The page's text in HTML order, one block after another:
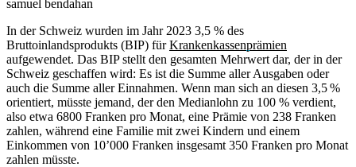
samuel bendahan
In der Schweiz wurden im Jahr 2023 3,5 % des
Bruttoinlandsprodukts (BIP) fürKrankenkassenprämien
aufgewendet. Das BIP stellt den gesamten Mehrwert dar, der in der
Schweiz geschaffen wird: Es ist die Summe aller Ausgaben oder
auch die Summe aller Einnahmen. Wenn man sich an diesen 3,5 %
orientiert, müsste jemand, der den Medianlohn zu 100 % verdient,
also etwa 6800 Franken pro Monat, eine Prämie von 238 Franken
zahlen, während eine Familie mit zwei Kindern und einem
Einkommen von 10’000 Franken insgesamt 350 Franken pro Monat
zahlen müsste.